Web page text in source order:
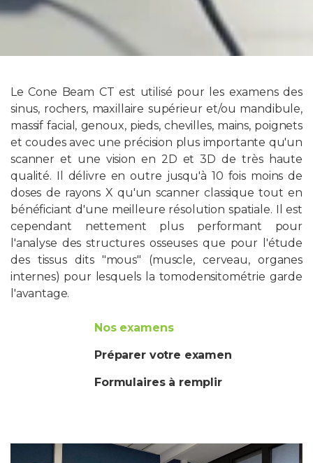
Le Cone Beam CT est utilisé pour les examens des
sinus, rochers, maxillaire supérieur et/ou mandibule,
massif facial, genoux, pieds, chevilles, mains, poignets
et coudes avec une précision plus importante qu'un
scanner et une vision en 2D et 3D de très haute
qualité. Il délivre en outre jusqu'à 10 fois moins de
doses de rayons X qu'un scanner classique tout en
bénéficiant d'une meilleure résolution spatiale. Il est
cependant nettement plus performant pour
l'analyse des structures osseuses que pour l'étude
des tissus dits "mous" (muscle, cerveau, organes
internes) pour lesquels la tomodensitométrie garde
l'avantage.
Nos examens
Préparer votre examen
Formulaires à remplir